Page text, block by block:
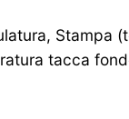
Stampa
tacca